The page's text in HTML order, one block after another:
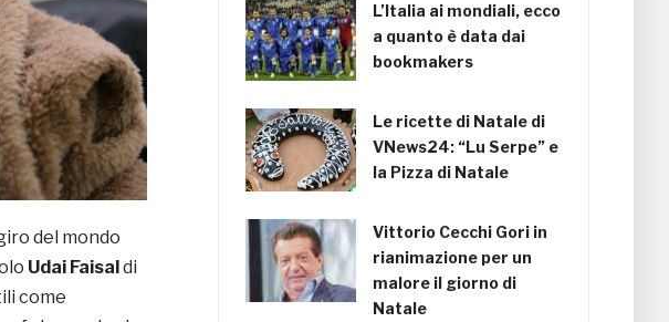
del mondo
Udai Faisaldi
come
L’Italia ai mondiali, ecco
a quanto è data dai
bookmakers
Le ricette di Natale di
VNews24: “Lu Serpe” e
la Pizza di Natale
Vittorio Cecchi Gori in
rianimazione per un
malore il giorno di
Natale